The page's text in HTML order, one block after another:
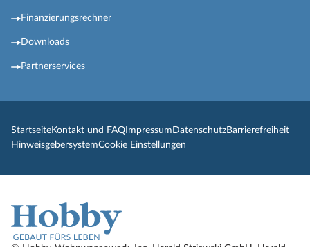
Finanzierungsrechner
Downloads
Partnerservices
StartseiteKontakt und FAQ Impressum DatenschutzBarrierefreiheit
HinweisgebersystemCookie Einstellungen